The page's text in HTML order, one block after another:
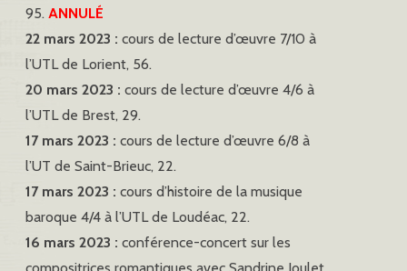
95. ANNULÉ
22 mars 2023 : cours de lecture d’œuvre 7/10 à
l’UTL de Lorient, 56.
20 mars 2023 : cours de lecture d’œuvre 4/6 à
l’UTL de Brest, 29.
17 mars 2023 : cours de lecture d’œuvre 6/8 à
l’UT de Saint-Brieuc, 22.
17 mars 2023 : cours d’histoire de la musique
baroque 4/4 à l’UTL de Loudéac, 22.
16 mars 2023 : conférence-concert sur les